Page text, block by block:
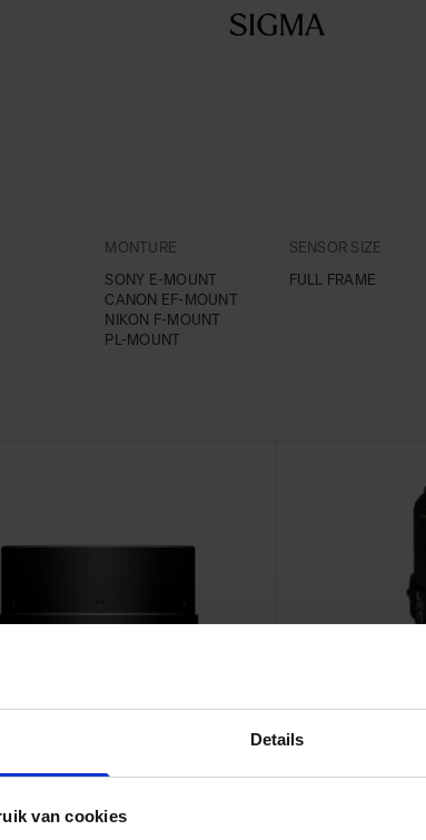
Details
van cookies
MONTURE
SONY E-MOUNT
CANON EF-MOUNT
NIKON F-MOUNT
PL-MOUNT
SENSOR SIZE
FULL FRAME
OTHER